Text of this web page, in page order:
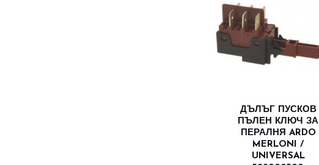
ДЪЛЪГ ПУСКОВ
ПЪЛЕН КЛЮЧ ЗА
ПЕРАЛНЯ ARDO
MERLONI /
UNIVERSAL